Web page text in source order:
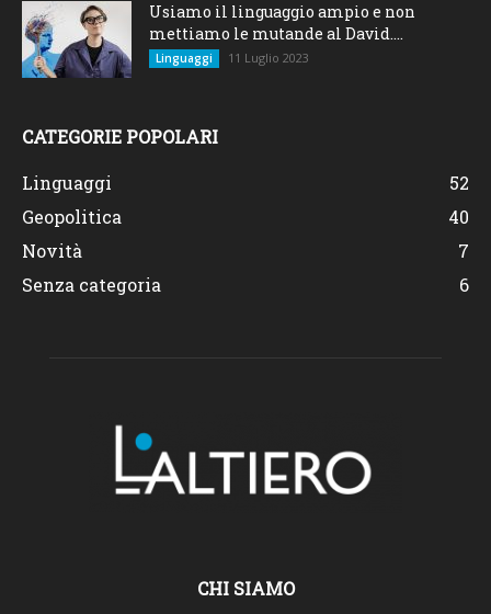
Usiamo il linguaggio ampio e non
mettiamo le mutande al David....
Linguaggi 11 Luglio 2023
CATEGORIE POPOLARI
Linguaggi
52
Geopolitica
40
Novità
7
Senza categoria
6
CHI SIAMO